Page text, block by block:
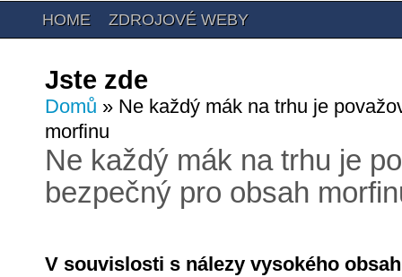
HOME ZDROJOVÉ WEBY
Jste zde
Domů » Ne každý mák na trhu je
morfinu
Ne každý mák na trhu je
bezpečný pro obsah
V souvislosti s nálezy vysokého